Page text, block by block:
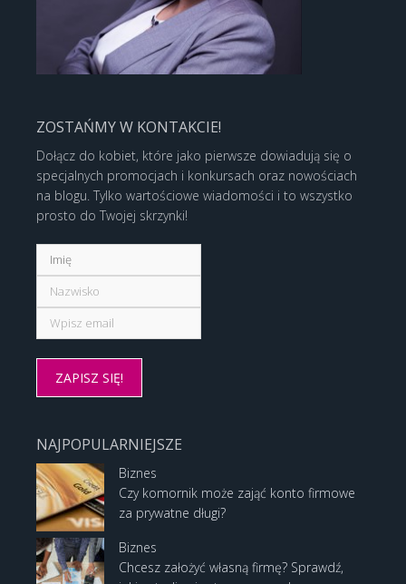
ZOSTAŃMY W KONTAKCIE!
Dołącz do kobiet, które jako pierwsze dowiadują się o
specjalnych promocjach i konkursach oraz nowościach
na blogu. Tylko wartościowe wiadomości i to wszystko
prosto do Twojej skrzynki!
NAJPOPULARNIEJSZE
Biznes
Czy komornik może zająć konto firmowe
za prywatne długi?
Biznes
Chcesz założyć własną firmę? Sprawdź,